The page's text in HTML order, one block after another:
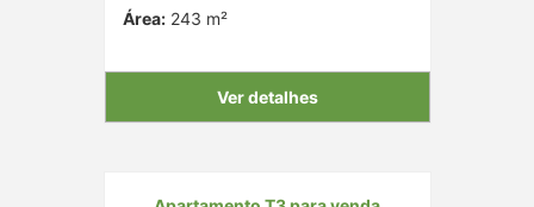
Área:243 m²
Ver detalhes